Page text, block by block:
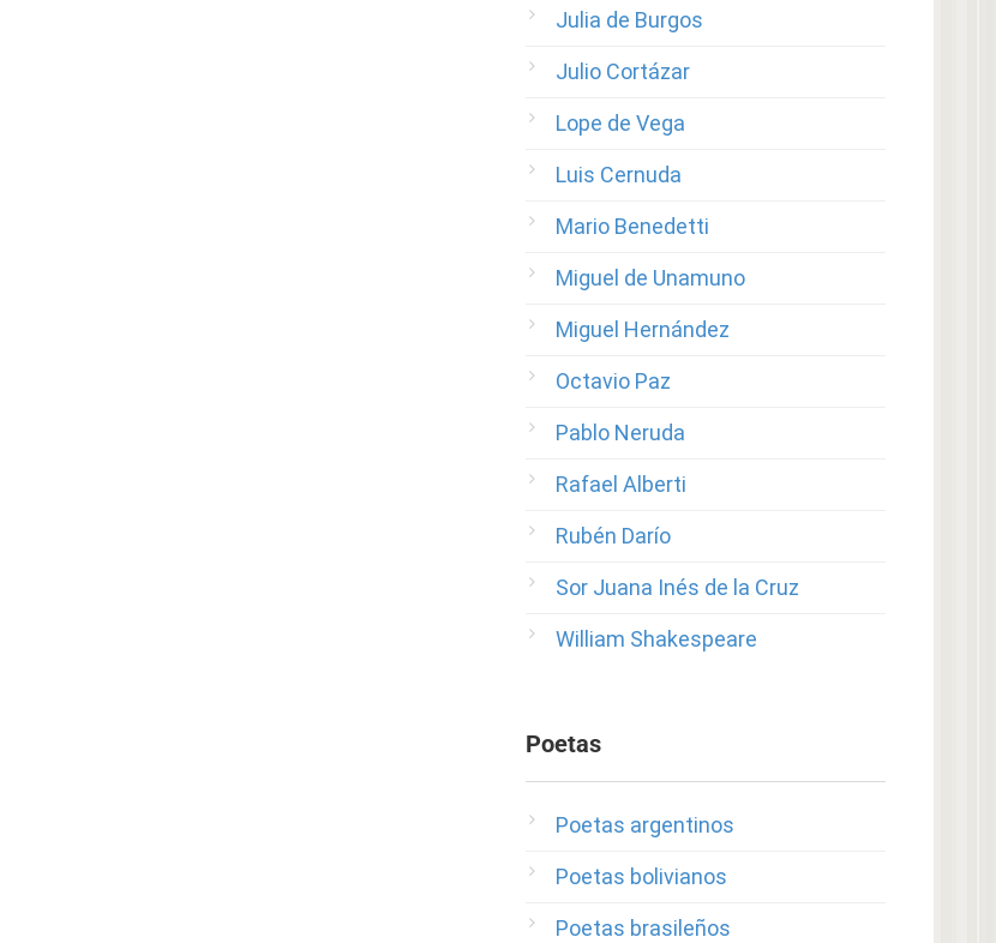
Julia de Burgos
Julio Cortázar
Lope de Vega
Luis Cernuda
Mario Benedetti
Miguel de Unamuno
Miguel Hernández
Octavio Paz
Pablo Neruda
Rafael Alberti
Rubén Darío
Sor Juana Inés de la Cruz
William Shakespeare
Poetas
Poetas argentinos
Poetas bolivianos
Poetas brasileños